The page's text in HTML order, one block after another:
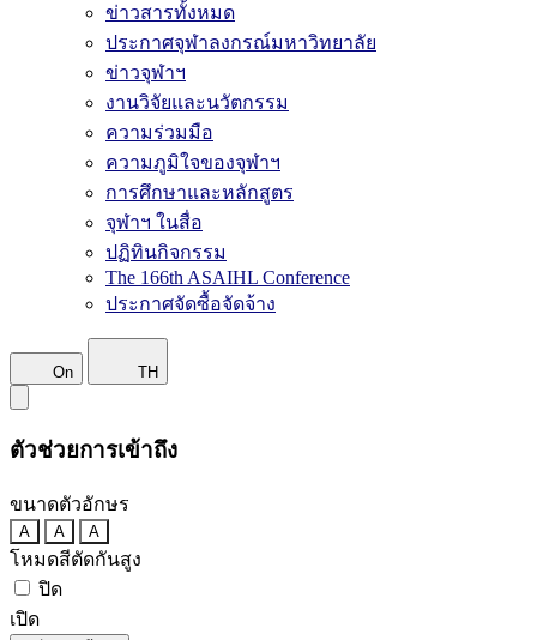
ข่าวสารทั้งหมด
ประกาศจุฬาลงกรณ์มหาวิทยาลัย
ข่าวจุฬาฯ
งานวิจัยและนวัตกรรม
ความร่วมมือ
ความภูมิใจของจุฬาฯ
การศึกษาและหลักสูตร
จุฬาฯ ในสื่อ
ปฏิทินกิจกรรม
The 166th ASAIHL Conference
ประกาศจัดซื้อจัดจ้าง
On TH
ตัวช่วยการเข้าถึง
ขนาดตัวอักษร
A A A
โหมดสีตัดกันสูง
ปิด
เปิด